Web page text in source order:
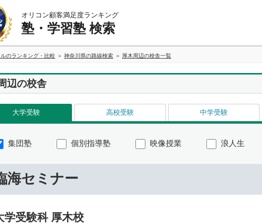
オリコン顧客満足度ランキング
塾・学習塾 検索
のランキング・比較 神奈川県の路線検索 厚木周辺の校舎一覧
辺の校舎
大学受験 高校受験 中学受験
集団塾 個別指導塾 映像授業 浪人生
海セミナー
学受験科 厚木校